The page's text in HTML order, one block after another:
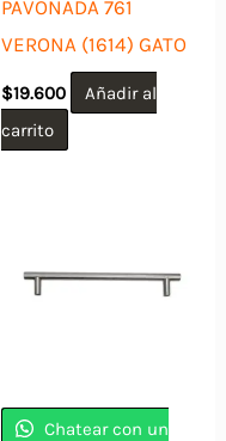
PAVONADA 761
VERONA (1614) GATO
$19.600
Añadir al
carrito
Chatear con un